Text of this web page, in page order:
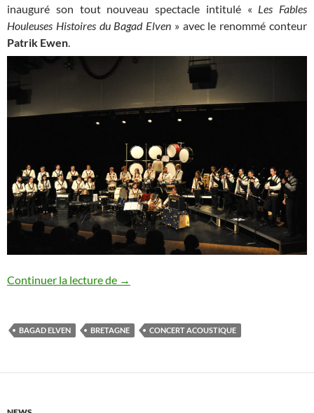
inauguré son tout nouveau spectacle intitulé « Les Fables
Houleuses Histoires du Bagad Elven » avec le renommé conteur
Patrik Ewen.
Continuer la lecture de Les Fables Houleuses Histoires du
→
BAGAD ELVEN BRETAGNE CONCERT ACOUSTIQUE